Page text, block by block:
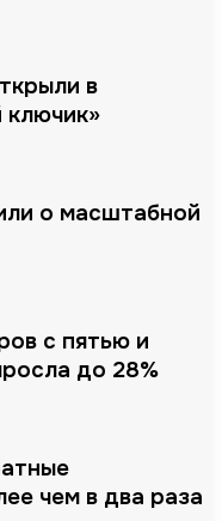
в
ключик»
о масштабной
с пятью и
до 28%
чем в два раза